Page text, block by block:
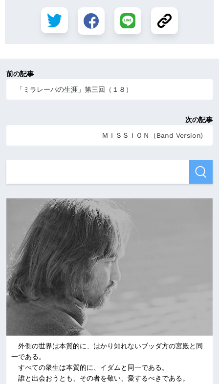
前の記事
「ミラレーパの生涯」第三回（１８）
次の記事
ＭＩＳＳＩＯＮ（Band Version)
外側の世界は本質的に、はかり知れないブッダ方の宮殿と同
一である。
すべての衆生は本質的に、イダムと同一である。
誰と出会おうとも、その者を敬い、愛するべきである。